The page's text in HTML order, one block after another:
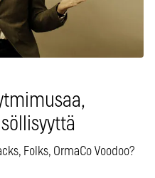
Folks, OrmaCo Voodoo?